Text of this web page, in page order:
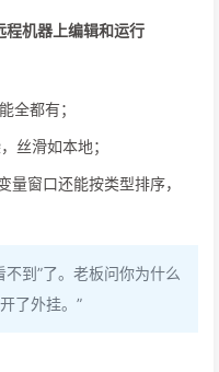
机器上编辑和运行
全都有；
丝滑如本地；
窗口还能按类型排序，
到”了。老板问你为什么
了外挂。”